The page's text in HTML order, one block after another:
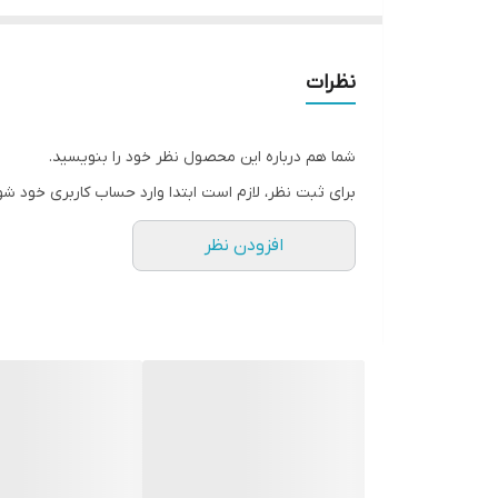
نظرات
شما هم درباره این محصول نظر خود را بنویسید.
برای ثبت نظر، لازم است ابتدا وارد حساب کاربری خود
افزودن نظر